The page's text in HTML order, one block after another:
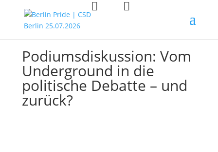
| 30.06.2026 | 18:00 – 18:30 UHR
Podiumsdiskussion: Vom
Underground in die
politische Debatte – und
zurück?